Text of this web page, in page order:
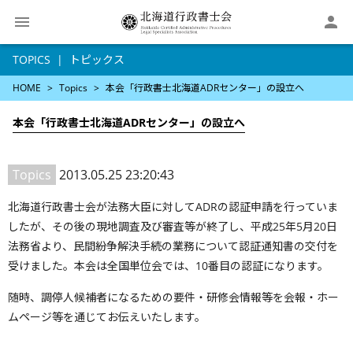

TOPICS トピックス
HOME Topics 本会「行政書士北海道ADRセンター」の設立へ
本会「行政書士北海道ADRセンター」の設立へ
Topics 2013.05.25 23:20:43
北海道行政書士会が法務大臣に対してADRの認証申請を行っていま
したが、その後の現地調査及び審査等が終了し、平成25年5月20日
法務省より、民間紛争解決手続の業務について認証通知書の交付を
受けました。本会は全国単位会では、10番目の認証になります。
随時、調停人候補者になるための要件・研修会情報等を会報・ホー
ムページ等を通じてお伝えいたします。